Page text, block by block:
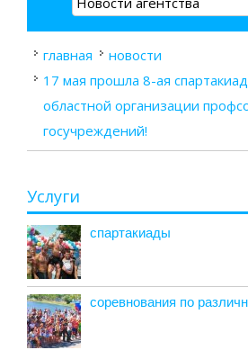
главная
новости
17 мая прошла 8-ая
областной организации
госучреждений!
Услуги
спартакиады
соревнования по